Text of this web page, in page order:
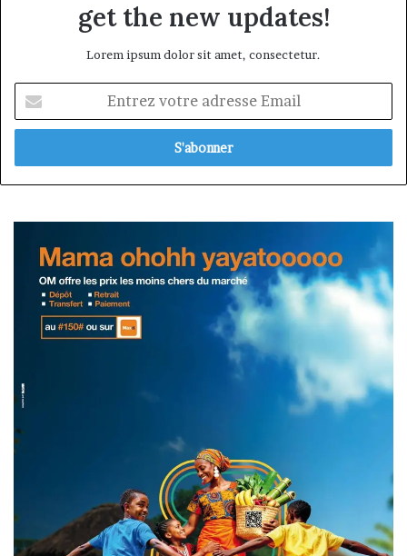
get the new updates!
Lorem ipsum dolor sit amet, consectetur.
votre
adresse